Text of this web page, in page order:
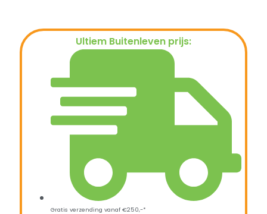
Ultiem Buitenleven prijs:
Gratis verzending vanaf €250,-*